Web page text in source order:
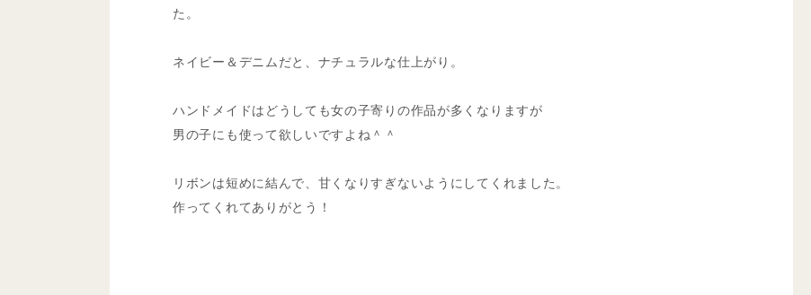
た。
ネイビー＆デニムだと、ナチュラルな仕上がり。
ハンドメイドはどうしても女の子寄りの作品が多くなりますが
男の子にも使って欲しいですよね＾＾
リボンは短めに結んで、甘くなりすぎないようにしてくれました。
作ってくれてありがとう！